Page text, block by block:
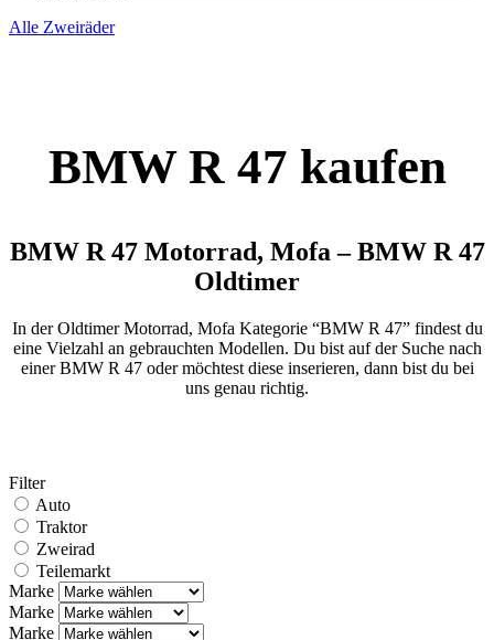
Alle Zweiräder
BMW R 47 kaufen
BMW R 47 Motorrad, Mofa – BMW R 47
Oldtimer
In der Oldtimer Motorrad, Mofa Kategorie “BMW R 47” findest du
eine Vielzahl an gebrauchten Modellen. Du bist auf der Suche nach
einer BMW R 47 oder möchtest diese inserieren, dann bist du bei
uns genau richtig.
Filter
Auto
Traktor
Zweirad
Teilemarkt
Marke
Marke
Marke